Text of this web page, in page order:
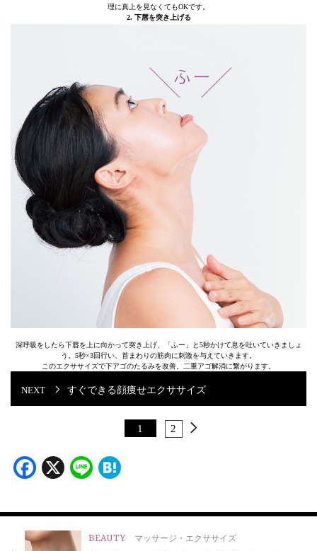
理に真上を見なくてもOKです。
2. 下唇を突き上げる
深呼吸をしたら下唇を上に向かって突き上げ、「ふー」と5秒かけて息を吐いていきましょ
う。5秒×3回行い、首まわりの筋肉に刺激を与えていきます。
このエクササイズで下アゴのたるみを改善。二重アゴ解消に繋がります。
すぐできる顔痩せエクササイズ
1 2
Facebook
X Line
BEAUTY マッサージ・エクササイズ